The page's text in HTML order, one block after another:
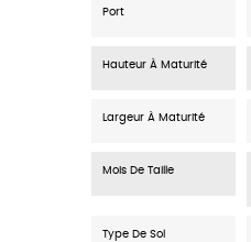
Port
Hauteur À Maturité
Largeur À Maturité
Mois De Taille
Type De Sol